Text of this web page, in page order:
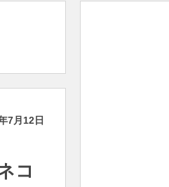
7月12日
コ